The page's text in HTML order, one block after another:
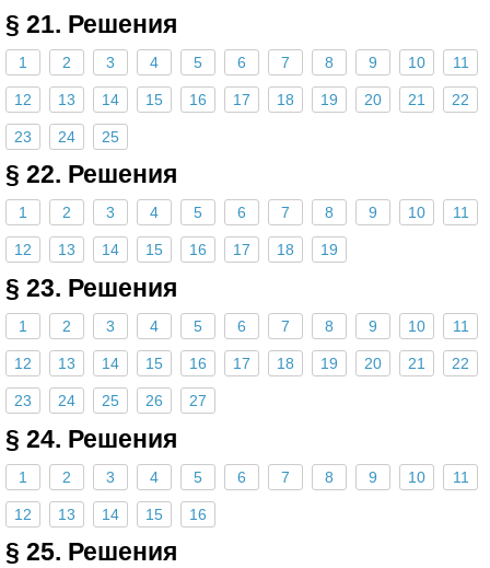
§ 21. Решения
1 2 3 4 5 6 7 8 9 10 11
12 13 14 15 16 17 18 19 20 21 22
23 24 25
§ 22. Решения
1 2 3 4 5 6 7 8 9 10 11
12 13 14 15 16 17 18 19
§ 23. Решения
1 2 3 4 5 6 7 8 9 10 11
12 13 14 15 16 17 18 19 20 21 22
23 24 25 26 27
§ 24. Решения
1 2 3 4 5 6 7 8 9 10 11
12 13 14 15 16
§ 25. Решения